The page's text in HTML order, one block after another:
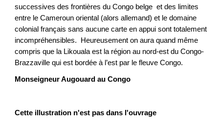
successives des frontières du Congo belge et des limites
entre le Cameroun oriental (alors allemand) et le domaine
colonial français sans aucune carte en appui sont totalement
incompréhensibles. Heureusement on aura quand même
compris que la Likouala est la région au nord-est du Congo-
Brazzaville qui est bordée à l’est par le fleuve Congo.
Monseigneur Augouard au Congo
Cette illustration n'est pas dans l'ouvrage